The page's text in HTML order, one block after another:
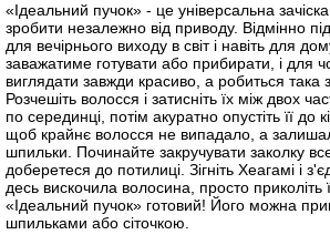
«Ідеальний пучок» - це універсальна
зробити незалежно від приводу. Відмінно
для вечірнього виходу в світ і навіть для
заважатиме готувати або прибирати, і для
виглядати завжди красиво, а робиться така
Розчешіть волосся і затисніть їх між двох
по серединці, потім акуратно опустіть її до
щоб крайнє волосся не випадало, а
шпильки. Починайте закручувати заколку
доберетеся до потилиці. Зігніть Хеагамі і
десь вискочила волосина, просто приколіть
«Ідеальний пучок» готовий! Його можна
шпильками або сіточкою.